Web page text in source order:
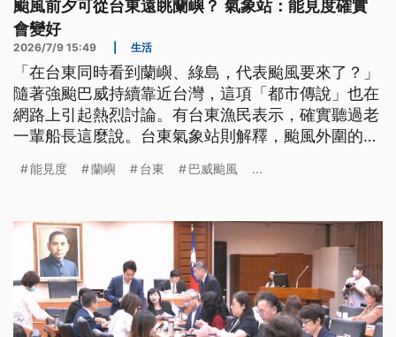
颱風前夕可從台東遠眺蘭嶼？ 氣象站：能見度確實
會變好
2026/7/9 15:49 生活
「在台東同時看到蘭嶼、綠島，代表颱風要來了？」
隨著強颱巴威持續靠近台灣，這項「都市傳說」也在
網路上引起熱烈討論。有台東漁民表示，確實聽過老
一輩船長這麼說。台東氣象站則解釋，颱風外圍的下
高。
能見度 蘭嶼 台東 巴威颱風 ...